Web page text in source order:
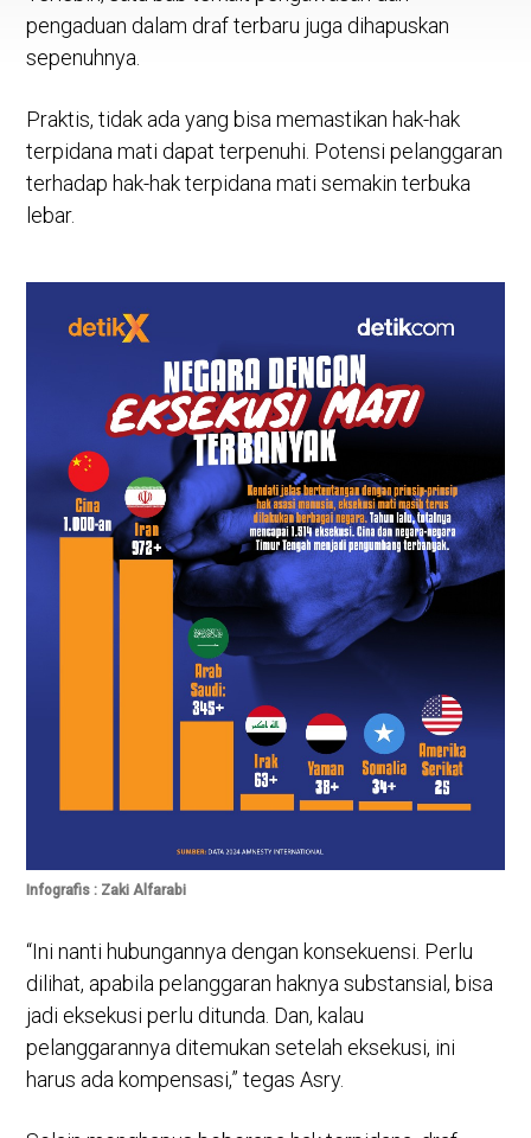
pengaduan dalam draf terbaru juga dihapuskan
sepenuhnya.
Praktis, tidak ada yang bisa memastikan hak-hak
terpidana mati dapat terpenuhi. Potensi pelanggaran
terhadap hak-hak terpidana mati semakin terbuka
lebar.
Infografis : Zaki Alfarabi
“Ini nanti hubungannya dengan konsekuensi. Perlu
dilihat, apabila pelanggaran haknya substansial, bisa
jadi eksekusi perlu ditunda. Dan, kalau
pelanggarannya ditemukan setelah eksekusi, ini
harus ada kompensasi,” tegas Asry.